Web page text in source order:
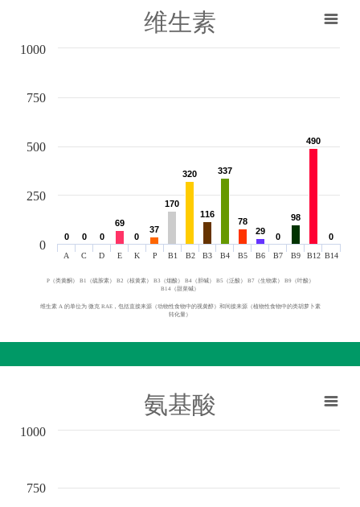
维生素
0
0 0
0 0
0
69
69
0
0
37
37
170
170
320
320
116
116
337
337
78
78
29
29
0
0
98
98
490
490
0
0
A C D E K P B1 B2 B3 B4 B5 B6 B7 B9 B12 B14
0
250
500
750
1000
P（类黄酮） B1（硫胺素） B2（核黄素） B3（烟酸） B4（胆碱） B5（泛酸） B7（生物素） B9（叶酸）
B14（甜菜碱）
维生素 A 的单位为 微克 RAE，包括直接来源（动物性食物中的视黄醇）和间接来源（植物性食物中的类胡萝卜素
转化量）
氨基酸
750
1000